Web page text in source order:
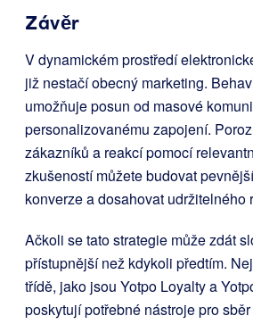
Závěr
V dynamickém prostředí
již nestačí obecný marketing.
umožňuje posun od masové
personalizovanému zapojení.
zákazníků a reakcí pomocí
zkušeností můžete budovat
konverze a dosahovat udržitelného
Ačkoli se tato strategie může zdát
přístupnější než kdykoli předtím.
třídě, jako jsou Yotpo Loyalty a
poskytují potřebné nástroje pro